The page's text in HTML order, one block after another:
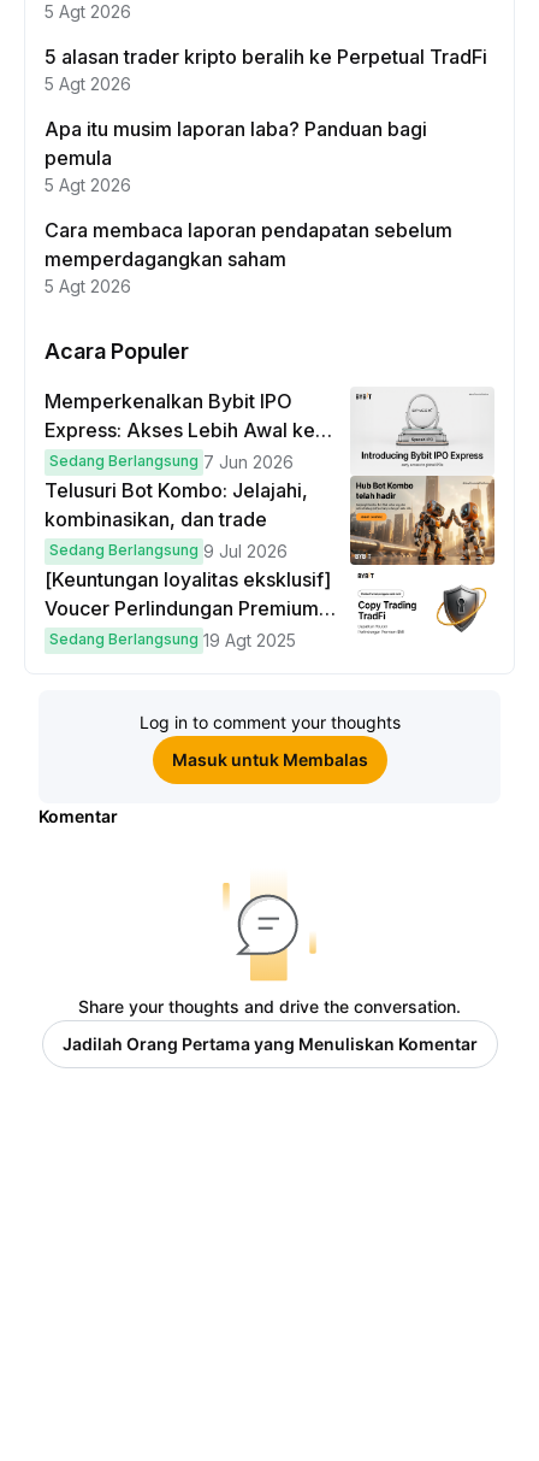
5 Agt 2026
5 alasan trader kripto beralih ke Perpetual TradFi
5 Agt 2026
Apa itu musim laporan laba? Panduan bagi
pemula
5 Agt 2026
Cara membaca laporan pendapatan sebelum
memperdagangkan saham
5 Agt 2026
Acara Populer
Memperkenalkan Bybit IPO
Express: Akses Lebih Awal ke
IPO Global!
Sedang Berlangsung 7 Jun 2026
Telusuri Bot Kombo: Jelajahi,
kombinasikan, dan trade
Sedang Berlangsung 9 Jul 2026
[Keuntungan loyalitas eksklusif]
Voucer Perlindungan Premium
hingga $50
Sedang Berlangsung 19 Agt 2025
Log in to comment your thoughts
Masuk untuk Membalas
Komentar
Share your thoughts and drive the conversation.
Jadilah Orang Pertama yang Menuliskan Komentar